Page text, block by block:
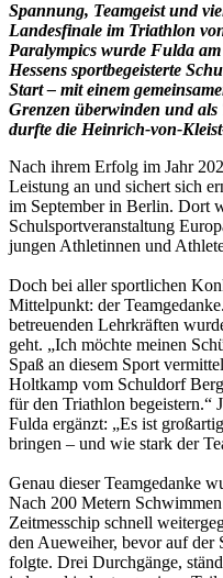
Spannung, Teamgeist und
Landesfinale im Triathlon
Paralympics wurde Fulda
Hessens sportbegeisterte
Start – mit einem
Grenzen überwinden und
durfte die Heinrich-von-
Nach ihrem Erfolg im Jahr
Leistung an und sichert sich
im September in Berlin. Dort
Schulsportveranstaltung
jungen Athletinnen und
Doch bei aller sportlichen
Mittelpunkt: der
betreuenden Lehrkräften
geht. „Ich möchte meinen
Spaß an diesem Sport
Holtkamp vom Schuldorf
für den Triathlon begeistern.“
Fulda ergänzt: „Es ist
bringen – und wie stark der
Genau dieser Teamgedanke
Nach 200 Metern
Zeitmesschip schnell
den Aueweiher, bevor auf der
folgte. Drei Durchgänge,